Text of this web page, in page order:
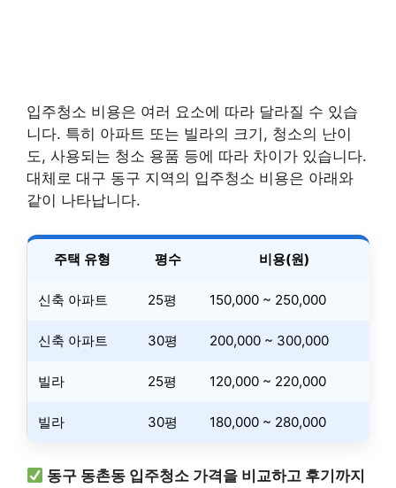
입주청소 비용은 여러 요소에 따라 달라질 수 있습
니다. 특히 아파트 또는 빌라의 크기, 청소의 난이
도, 사용되는 청소 용품 등에 따라 차이가 있습니다.
대체로 대구 동구 지역의 입주청소 비용은 아래와
같이 나타납니다.
주택 유형 평수 비용(원)
신축 아파트 25평 150,000 ~ 250,000
신축 아파트 30평 200,000 ~ 300,000
빌라 25평 120,000 ~ 220,000
빌라 30평 180,000 ~ 280,000
동구 동촌동 입주청소 가격을 비교하고 후기까지